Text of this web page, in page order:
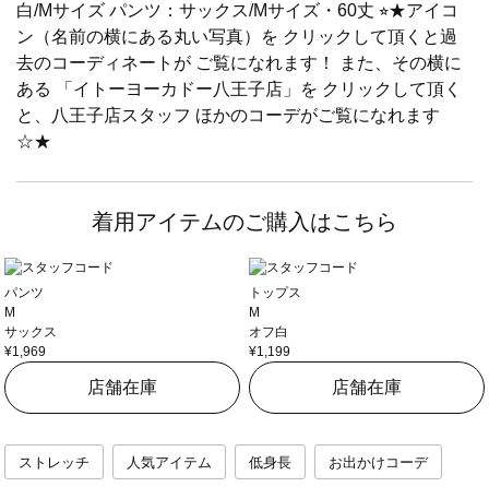
白/Mサイズ パンツ：サックス/Mサイズ・60丈 ⭐︎★アイコ
ン（名前の横にある丸い写真）を クリックして頂くと過
去のコーディネートが ご覧になれます！ また、その横に
ある 「イトーヨーカドー八王子店」を クリックして頂く
と、八王子店スタッフ ほかのコーデがご覧になれます
☆★
着用アイテムのご購入はこちら
パンツ
M
サックス
¥1,969
店舗在庫
トップス
M
オフ白
¥1,199
店舗在庫
ストレッチ 人気アイテム 低身長 お出かけコーデ